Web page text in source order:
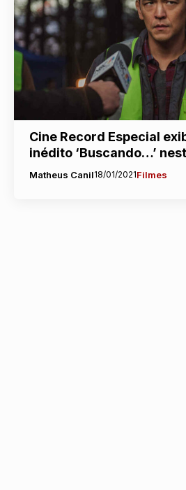
Cine Record Especial
inédito ‘Buscando…’
Matheus Canil18/01/2021Filmes